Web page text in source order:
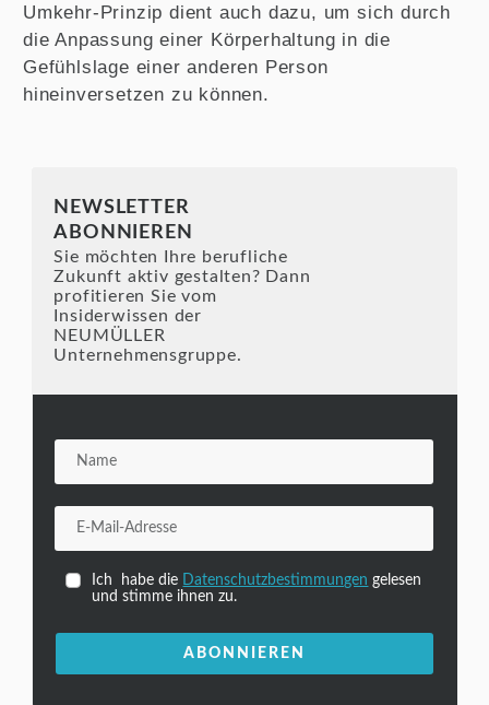
Umkehr-Prinzip dient auch dazu, um sich durch
die Anpassung einer Körperhaltung in die
Gefühlslage einer anderen Person
hineinversetzen zu können.
NEWSLETTER
ABONNIEREN
Sie möchten Ihre berufliche
Zukunft aktiv gestalten? Dann
profitieren Sie vom
Insiderwissen der
NEUMÜLLER
Unternehmensgruppe.
Ich habe die Datenschutzbestimmungen gelesen
und stimme ihnen zu.
ABONNIEREN